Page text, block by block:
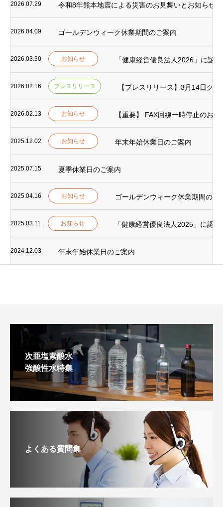
2026.07.29 令和8年熊本地震による災害のお見舞いとお知らせ
2026.04.09 ゴールデンウィーク休業期間のご案内
2026.03.30 お知らせ 「健康経営優良法人2026」に認
2026.02.16 プレスリリース 【プレスリリース】3月14日グ
2026.02.13 お知らせ 【重要】 FAX回線一時停止のお知
2025.12.02 お知らせ 年末年始休業日のご案内
2025.07.15 夏季休業日のご案内
2025.04.16 お知らせ ゴールデンウィーク休業期間のご
2025.03.11 お知らせ 「健康経営優良法人2025」に認
2024.12.03 年末年始休業日のご案内
次亜塩素酸水
強酸性水特集
よくある質問集